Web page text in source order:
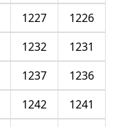
1226
1227
1231
1232
1236
1237
1241
1242